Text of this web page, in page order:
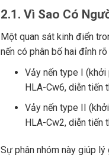
2.1. Vì Sao Có
Một quan sát kinh điển
nến có phân bố hai đỉnh
Vảy nến type I
HLA-Cw6, diễn tiến
Vảy nến type II
HLA-Cw2, diễn tiến
Sự phân nhóm này giúp